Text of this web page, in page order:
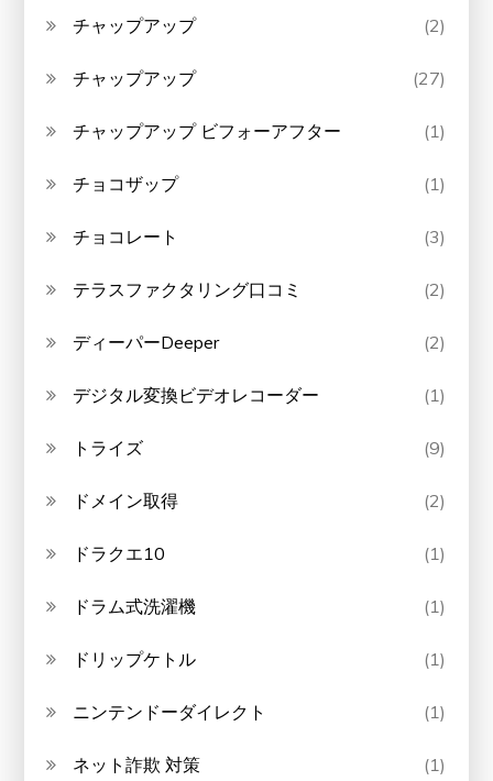
チャップアップ (2)
チャップアップ (27)
チャップアップ ビフォーアフター (1)
チョコザップ (1)
チョコレート (3)
テラスファクタリング口コミ (2)
ディーパーDeeper (2)
デジタル変換ビデオレコーダー (1)
トライズ (9)
ドメイン取得 (2)
ドラクエ10 (1)
ドラム式洗濯機 (1)
ドリップケトル (1)
ニンテンドーダイレクト (1)
ネット詐欺 対策 (1)